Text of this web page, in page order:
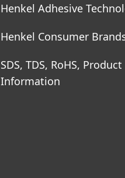
Henkel Adhesive
Henkel Consumer
SDS, TDS, RoHS, Product
Information